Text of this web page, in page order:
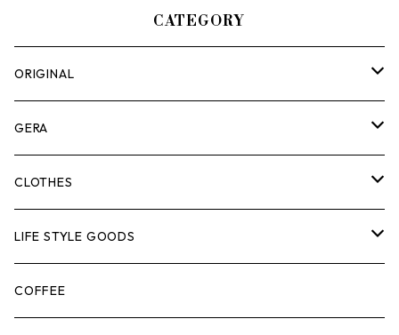
CATEGORY
ORIGINAL
ASOMATOUS
HANGBURGER（ハングバーガー）
EX-GATE（エクスゲート）
COLLABORATION
UNITIUM.
THE UNFORM STORE オリジナル
GERA
ランタン＆ライト
クッカー＆カトラリー
バーナー
CLOTHES
TOPS
PANTS
LIFE STYLE GOODS
ステッカー
COFFEE